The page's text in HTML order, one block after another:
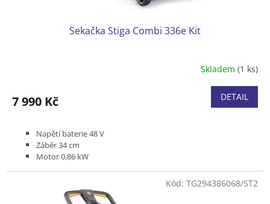
Sekačka Stiga Combi 336e Kit
Skladem (1 ks)
7 990 Kč DETAIL
Napětí baterie48 V
Záběr 34 cm
Motor 0,86 kW
Koš textilní 35 l
Kód: TG294386068/ST2